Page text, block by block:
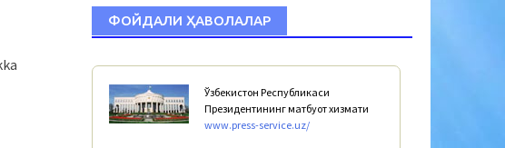
ФОЙДАЛИ ҲАВОЛАЛАР
Ўзбекистон Республикаси
Президентининг матбуот хизмати
www.press-service.uz/